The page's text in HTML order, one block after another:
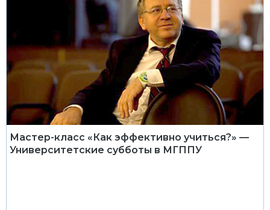
Мастер-класс «Как эффективно учиться?» —
Университетские субботы в МГППУ